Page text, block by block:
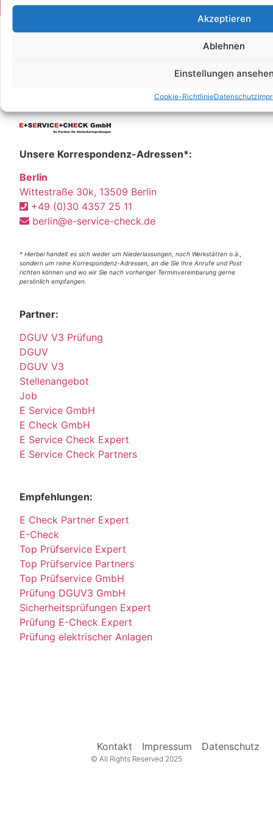
Akzeptieren
Ablehnen
Einstellungen
Cookie-RichtlinieDatenschutz
Unsere Korrespondenz-Adressen*:
Berlin
Wittestraße 30k, 13509 Berlin
+49 (0)30 4357 25 11
berlin@e-service-check.de
* Hierbei handelt es sich weder um Niederlassungen, noch Werkstätten o.ä.,
sondern um reine Korrespondenz-Adressen, an die Sie Ihre Anrufe und Post
richten können und wo wir Sie nach vorheriger Terminvereinbarung gerne
persönlich empfangen.
Partner:
DGUV V3 Prüfung
DGUV
DGUV V3
Stellenangebot
Job
E Service GmbH
E Check GmbH
E Service Check Expert
E Service Check Partners
Empfehlungen:
E Check Partner Expert
E-Check
Top Prüfservice Expert
Top Prüfservice Partners
Top Prüfservice GmbH
Prüfung DGUV3 GmbH
Sicherheitsprüfungen Expert
Prüfung E-Check Expert
Prüfung elektrischer Anlagen
Kontakt Impressum Datenschutz
© All Rights Reserved 2025